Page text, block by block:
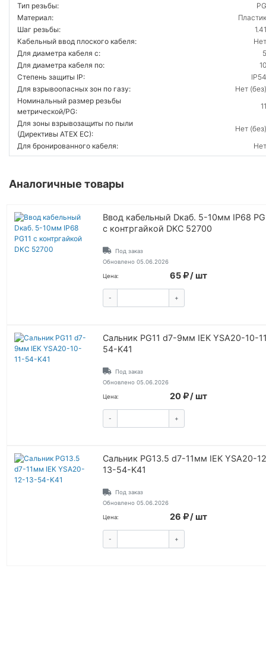
Тип резьбы:
PG
Материал:
Пластик
Шаг резьбы:
1.41
Кабельный ввод плоского кабеля:
Нет
Для диаметра кабеля с:
5
Для диаметра кабеля по:
10
Степень защиты IP:
IP54
Для взрывоопасных зон по газу:
Нет (без)
Номинальный размер резьбы
метрической/PG:
11
Для зоны взрывозащиты по пыли
(Директивы ATEX ЕС):
Нет (без)
Для бронированного кабеля:
Нет
Аналогичные товары
Ввод кабельный Dкаб. 5-10мм IP68
с контргайкой DKC 52700
Под заказ
Обновлено 05.06.2026
Цена: 65 / шт
- +
Сальник PG11 d7-9мм IEK YSA20-10-
54-K41
Под заказ
Обновлено 05.06.2026
Цена: 20 / шт
- +
Сальник PG13.5 d7-11мм IEK YSA20-
13-54-K41
Под заказ
Обновлено 05.06.2026
Цена: 26 / шт
- +